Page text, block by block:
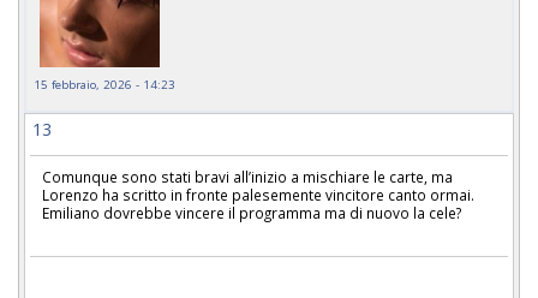
15 febbraio, 2026 - 14:23
13
Comunque sono stati bravi all’inizio a mischiare le carte, ma
Lorenzo ha scritto in fronte palesemente vincitore canto ormai.
Emiliano dovrebbe vincere il programma ma di nuovo la cele?